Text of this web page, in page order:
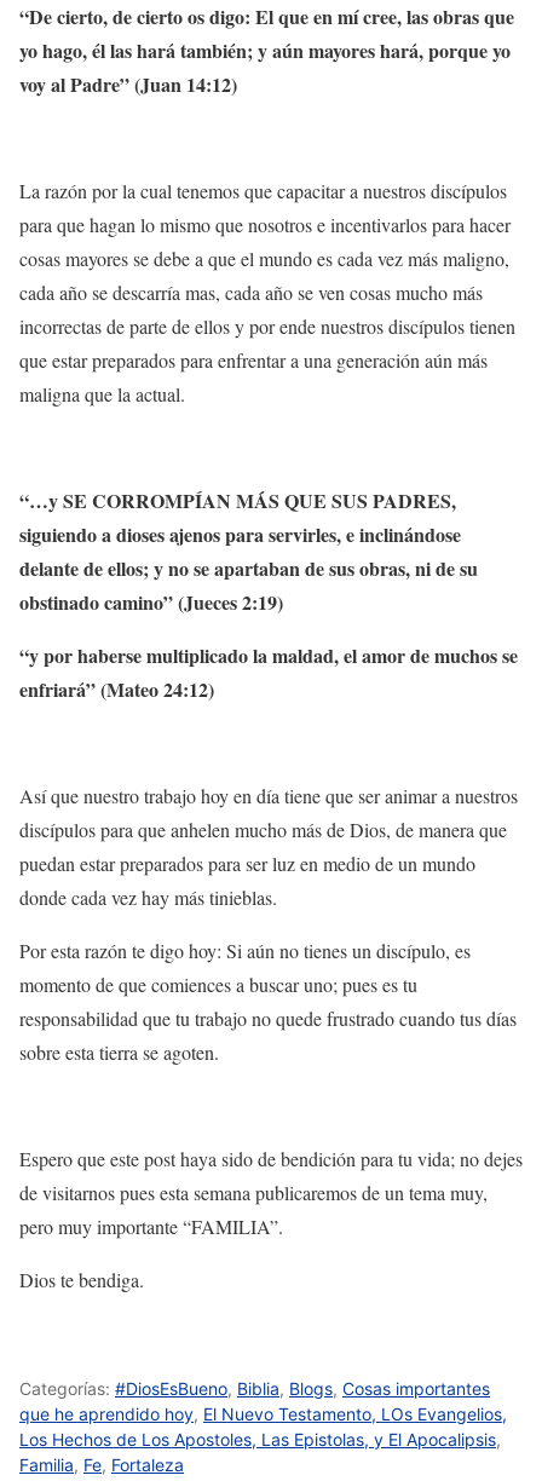
“De cierto, de cierto os digo: El que en mí cree, las obras que
yo hago, él las hará también; y aún mayores hará, porque yo
voy al Padre” (Juan 14:12)
La razón por la cual tenemos que capacitar a nuestros discípulos
para que hagan lo mismo que nosotros e incentivarlos para hacer
cosas mayores se debe a que el mundo es cada vez más maligno,
cada año se descarría mas, cada año se ven cosas mucho más
incorrectas de parte de ellos y por ende nuestros discípulos tienen
que estar preparados para enfrentar a una generación aún más
maligna que la actual.
“…y SE CORROMPÍAN MÁS QUE SUS PADRES,
siguiendo a dioses ajenos para servirles, e inclinándose
delante de ellos; y no se apartaban de sus obras, ni de su
obstinado camino” (Jueces 2:19)
“y por haberse multiplicado la maldad, el amor de muchos se
enfriará” (Mateo 24:12)
Así que nuestro trabajo hoy en día tiene que ser animar a nuestros
discípulos para que anhelen mucho más de Dios, de manera que
puedan estar preparados para ser luz en medio de un mundo
donde cada vez hay más tinieblas.
Por esta razón te digo hoy: Si aún no tienes un discípulo, es
momento de que comiences a buscar uno; pues es tu
responsabilidad que tu trabajo no quede frustrado cuando tus días
sobre esta tierra se agoten.
Espero que este post haya sido de bendición para tu vida; no dejes
de visitarnos pues esta semana publicaremos de un tema muy,
pero muy importante “FAMILIA”.
Dios te bendiga.
Categorías: #DiosEsBueno, Biblia, Blogs, Cosas importantes
que he aprendido hoy, El Nuevo Testamento, LOs Evangelios,
Los Hechos de Los Apostoles, Las Epistolas, y El Apocalipsis,
Familia, Fe, Fortaleza